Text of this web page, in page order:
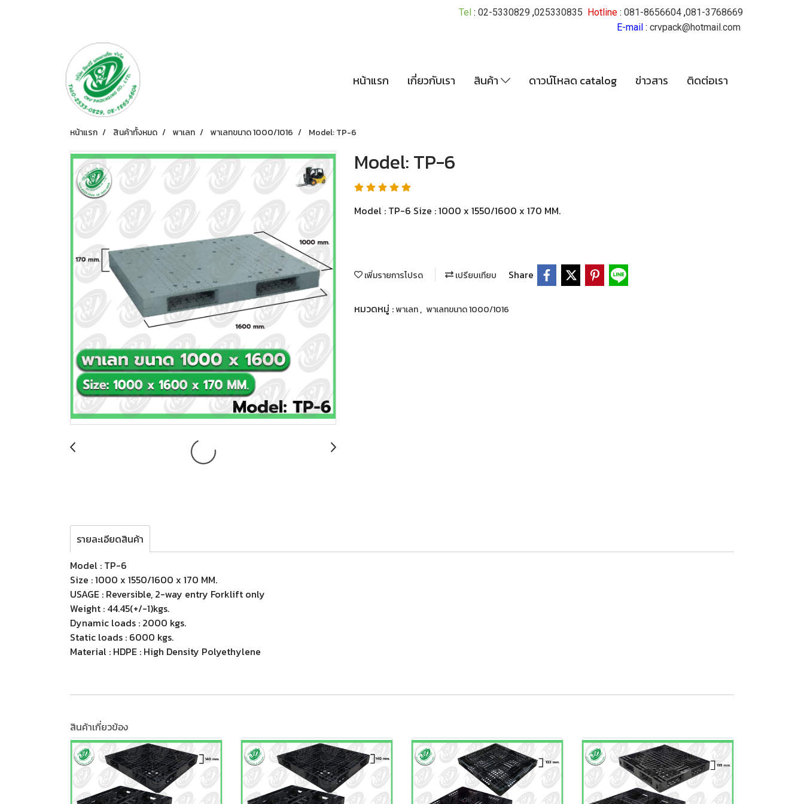
Tel : 02-5330829 ,025330835 Hotline : 081-8656604 ,081-3768669
E-mail : crvpack@hotmail.com
หน้าแรก เกี่ยวกับเรา สินค้า ดาวน์โหลด catalog ข่าวสาร ติดต่อเรา
หน้าแรก สินค้าทั้งหมด พาเลท พาเลทขนาด 1000/1016 Model: TP-6
Model: TP-6
Model : TP-6 Size : 1000 x 1550/1600 x 170 MM.
เพิ่มรายการโปรด เปรียบเทียบ Share
หมวดหมู่ :พาเลท, พาเลทขนาด 1000/1016
รายละเอียดสินค้า
Model : TP-6
Size : 1000 x 1550/1600 x 170 MM.
USAGE : Reversible, 2-way entry Forklift only
Weight : 44.45(+/-1)kgs.
Dynamic loads : 2000 kgs.
Static loads : 6000 kgs.
Material : HDPE : High Density Polyethylene
สินค้าเกี่ยวข้อง